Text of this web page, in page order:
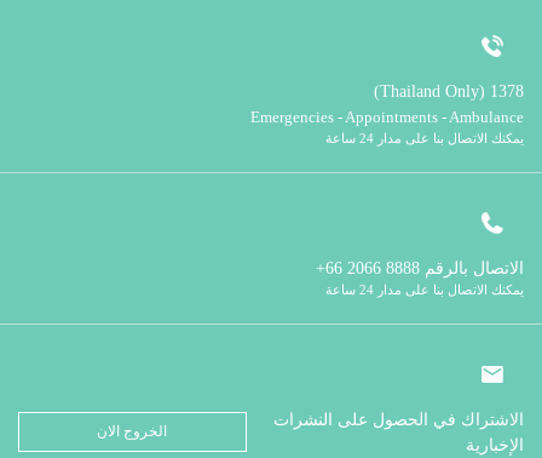
1378 (Thailand Only)
Emergencies - Appointments - Ambulance
يمكنك الاتصال بنا على مدار 24 ساعة
الاتصال بالرقم
يمكنك الاتصال بنا على مدار 24 ساعة
الاشتراك في الحصول على النشرات
الإخبارية
الخروج الان